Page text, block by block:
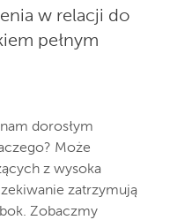
w relacji do
pełnym
dorosłym
Może
z wysoka
zatrzymują
Zobaczmy